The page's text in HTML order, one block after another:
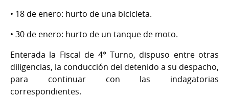
• 18 de enero: hurto de una bicicleta.
• 30 de enero: hurto de un tanque de moto.
Enterada la Fiscal de 4° Turno, dispuso entre otras
diligencias, la conducción del detenido a su despacho,
para continuar con las indagatorias
correspondientes.